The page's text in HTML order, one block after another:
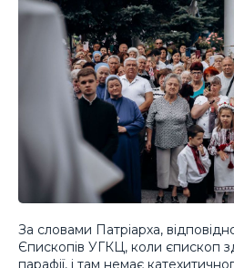
За словами Патріарха,
Єпископів УГКЦ, коли єпископ
парафії, і там немає